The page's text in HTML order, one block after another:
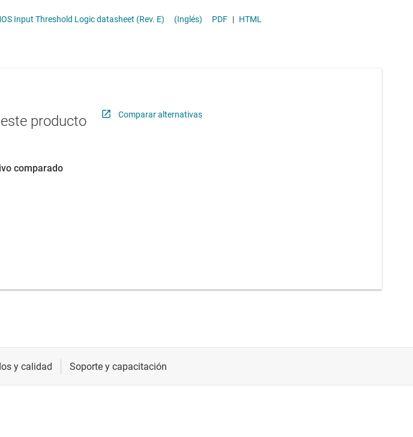
Dual 5-A High-Speed Low-Side Gate Driver Based on CMOS Input Threshold Logic datasheet (Rev. E) (Inglés) PDF | HTML
producto Comparar alternativas
comparado